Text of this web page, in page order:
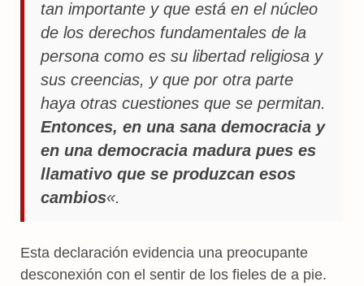
tan importante y que está en el núcleo
de los derechos fundamentales de la
persona como es su libertad religiosa y
sus creencias, y que por otra parte
haya otras cuestiones que se permitan.
Entonces, en una sana democracia y
en una democracia madura pues es
llamativo que se produzcan esos
cambios«.
Esta declaración evidencia una preocupante
desconexión con el sentir de los fieles de a pie.